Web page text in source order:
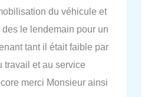
du véhicule et
des le lendemain pour un
tant il était faible par
travail et au service
merci Monsieur ainsi